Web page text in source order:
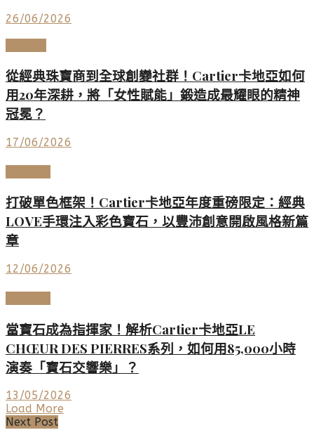
26/06/2026
從經典珠寶商到全球創變社群！Cartier卡地亞如何
用20年深耕，將「女性賦能」鍛造成最耀眼的精神
冠冕？
17/06/2026
打破單色框架！Cartier卡地亞年度重磅限定：經典
LOVE手環注入彩色寶石，以豐沛創意開啟風格新篇
章
12/06/2026
當寶石成為指揮家！解析Cartier卡地亞LE
CHŒUR DES PIERRES系列，如何用85,000小時
演奏「寶石交響樂」？
13/05/2026
Load More
Next Post